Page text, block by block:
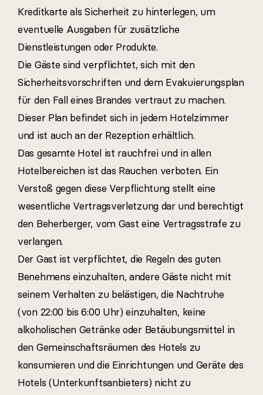
Kreditkarte als Sicherheit zu hinterlegen, um
eventuelle Ausgaben für zusätzliche
Dienstleistungen oder Produkte.
Die Gäste sind verpflichtet, sich mit den
Sicherheitsvorschriften und dem Evakuierungsplan
für den Fall eines Brandes vertraut zu machen.
Dieser Plan befindet sich in jedem Hotelzimmer
und ist auch an der Rezeption erhältlich.
Das gesamte Hotel ist rauchfrei und in allen
Hotelbereichen ist das Rauchen verboten. Ein
Verstoß gegen diese Verpflichtung stellt eine
wesentliche Vertragsverletzung dar und berechtigt
den Beherberger, vom Gast eine Vertragsstrafe zu
verlangen.
Der Gast ist verpflichtet, die Regeln des guten
Benehmens einzuhalten, andere Gäste nicht mit
seinem Verhalten zu belästigen, die Nachtruhe
(von 22:00 bis 6:00 Uhr) einzuhalten, keine
alkoholischen Getränke oder Betäubungsmittel in
den Gemeinschaftsräumen des Hotels zu
konsumieren und die Einrichtungen und Geräte des
Hotels (Unterkunftsanbieters) nicht zu